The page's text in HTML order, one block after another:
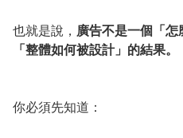
也就是說， 廣告不是一個「怎
「整體如何被設計」的結果。
你必須先知道：